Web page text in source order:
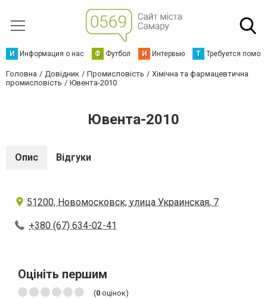
И Информация о нас Ф Футбол И Интервью Т Требуется
Головна Довідник Промисловість
Хімічна та фармацевтична
промисловість
Ювента-2010
Ювента-2010
Опис Відгуки
51200, Новомосковск, улица Украинская, 7
+380 (67) 634-02-41
Оцініть першим
(0 оцінок)